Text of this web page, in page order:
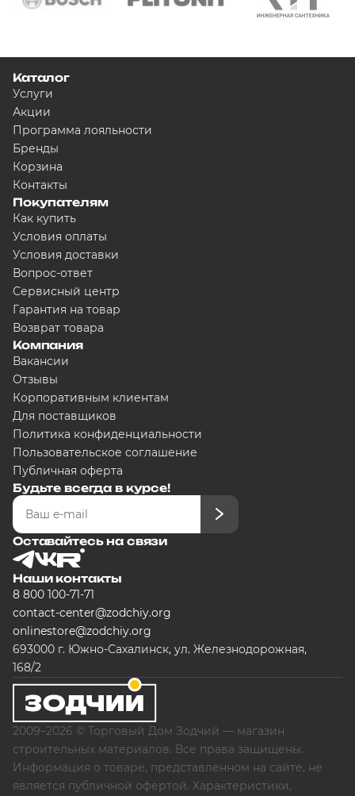
Каталог
Услуги
Акции
Программа лояльности
Бренды
Корзина
Контакты
Покупателям
Как купить
Условия оплаты
Условия доставки
Вопрос-ответ
Сервисный центр
Гарантия на товар
Возврат товара
Компания
Вакансии
Отзывы
Корпоративным клиентам
Для поставщиков
Политика конфиденциальности
Пользовательское соглашение
Публичная оферта
Будьте всегда в курсе!
Оставайтесь на связи
Наши контакты
8 800 100-71-71
contact-center@zodchiy.org
onlinestore@zodchiy.org
693000 г. Южно-Сахалинск, ул. Железнодорожная,
168/2
2009–2026 © Торговый Дом Зодчий — магазин
строительных материалов. Все права защищены.
Информация о товаре, представленном на сайте, не
является публичной офертой. Характеристики,